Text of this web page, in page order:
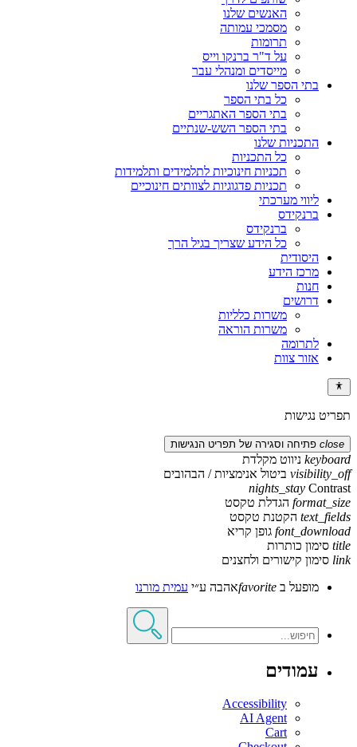
האנשים שלנו
מסמכי עמותה
תרומות
על ד"ר ברנקו וייס
מייסדים ומנהלי עבר
בתי הספר שלנו
כל בתי הספר
בתי הספר האתגריים
בתי הספר השש-שנתיים
התכניות שלנו
כל התכניות
תכניות חינוכיות לתלמידים ותלמידות
תכניות פדגוגיות לצוותים חינוכיים
ליווי מערכתי
ברנקידס
ברנקידס
כל הידע שצריך בגיל הרך
היסודית
מרכז הידע
חנות
דרושים
משרות כלליות
משרות הוראה
לתרומה
אזור צוות
תפריט נגישות
close פתיחה וסגירה של תפריט הנגישות
keyboard ניווט מקלדת
visibility_off ביטול אנימציות / הבהובים
nights_stay Contrast
format_size הגדלת טקסט
text_fields הקטנת טקסט
font_download גופן קריא
title סימון כותרות
link סימון קישורים ולחצנים
מופעל ב favoriteאהבה ע״י עמית מורנו
עמודים
Accessibility
AI Agent
Cart